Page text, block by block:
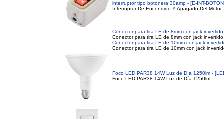
interruptor tipo botonera 30amp - [E-INT-
Interruptor De Encendido Y Apagado Del
Conector para tira LE de 8mm con jack
Conector para tira LE de 8mm con jack
Conector para tira LE de 10mm con jack
Conector para tira LE de 10mm con jack
Foco LED PAR38 14W Luz de Día 1250lm -
Foco LED PAR38 14W Luz de Día 1250lm...